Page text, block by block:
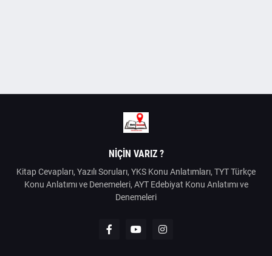
NIÇIN VARIZ ?
Kitap Cevapları, Yazılı Soruları, YKS Konu Anlatımları, TYT Türkçe
Konu Anlatımı ve Denemeleri, AYT Edebiyat Konu Anlatımı ve
Denemeleri